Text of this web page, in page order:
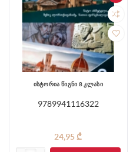
ისტორია წიგნი 8 კლასი
9789941116322
24,95 ₾